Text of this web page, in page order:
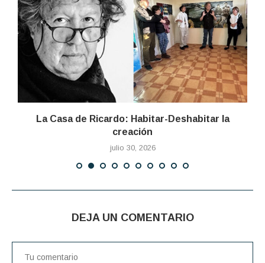
La Casa de Ricardo: Habitar-Deshabitar la
creación
julio 30, 2026
DEJA UN COMENTARIO